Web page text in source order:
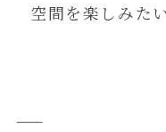
空間を楽しみた
——